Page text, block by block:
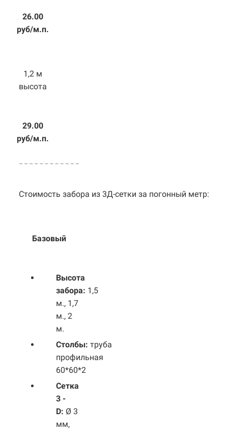
26.00
руб/м.п.
1,2 м
высота
29.00
руб/м.п.
Стоимость забора из 3Д-сетки за погонный метр:
Базовый
Высота
забора: 1,5
м., 1,7
м., 2
м.
Столбы: труба
профильная
60*60*2
Сетка
3 -
D: Ø 3
мм,